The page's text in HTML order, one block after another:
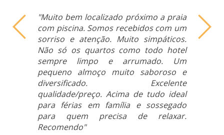
"Muito bem localizado próximo a praia
com piscina. Somos recebidos com um
sorriso e atenção. Muito simpáticos.
Não só os quartos como todo hotel
sempre limpo e arrumado. Um
pequeno almoço muito saboroso e
diversificado. Excelente
qualidade/preço. Acima de tudo ideal
para férias em família e sossegado
para quem precisa de relaxar.
Recomendo"